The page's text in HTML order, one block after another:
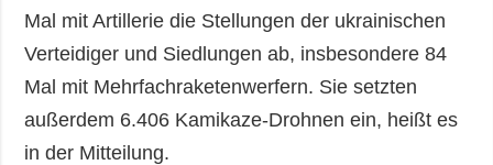
Mal mit Artillerie die Stellungen der ukrainischen
Verteidiger und Siedlungen ab, insbesondere 84
Mal mit Mehrfachraketenwerfern. Sie setzten
außerdem 6.406 Kamikaze-Drohnen ein, heißt es
in der Mitteilung.